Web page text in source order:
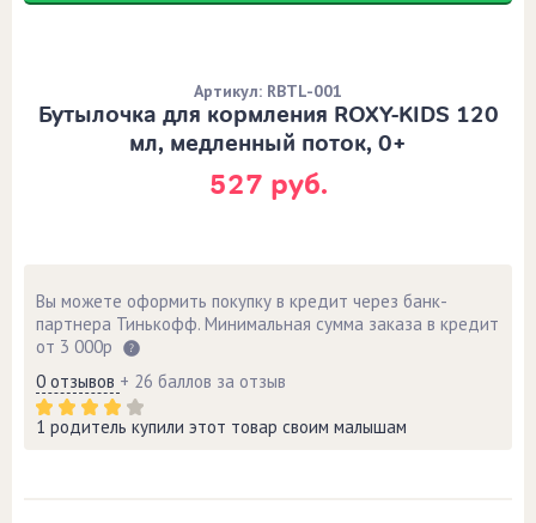
527 руб.
Бутылочка для кормления ROXY-KIDS 120
мл, медленный поток, 0+
Артикул: RBTL-001
Вы можете оформить покупку в кредит через банк-
партнера Тинькофф. Минимальная сумма заказа в кредит
от 3 000р
0 отзывов + 26 баллов за отзыв
1 родитель купили этот товар своим малышам